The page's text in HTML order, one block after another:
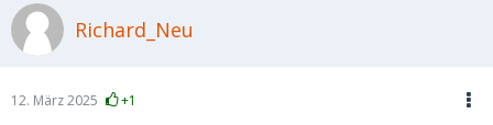
Richard_Neu
12. März 2025 +1